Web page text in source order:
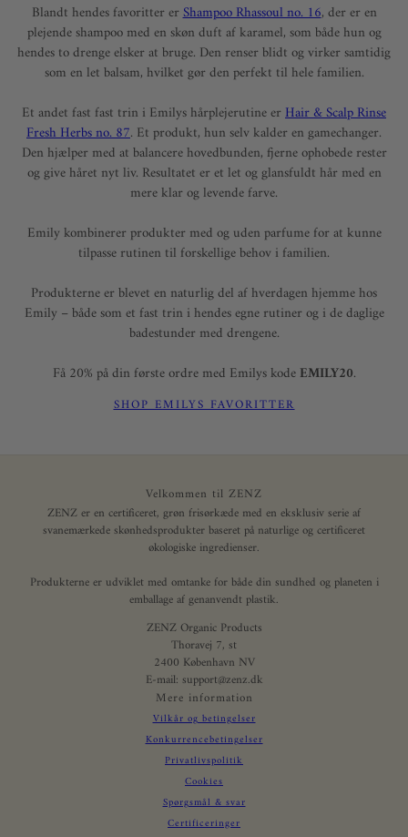
Blandt hendes favoritter erShampoo Rhassoul no. 16, der er en
plejende shampoo med en skøn duft af karamel, som både hun og
hendes to drenge elsker at bruge. Den renser blidt og virker samtidig
som en let balsam, hvilket gør den perfekt til hele familien.
Et andet fast fast trin i Emilys hårplejerutine erHair & Scalp Rinse
Fresh Herbs no. 87. Et produkt, hun selv kalder en gamechanger.
Den hjælper med at balancere hovedbunden, fjerne ophobede rester
og give håret nyt liv. Resultatet er et let og glansfuldt hår med en
mere klar og levende farve.
Emily kombinerer produkter med og uden parfume for at kunne
tilpasse rutinen til forskellige behov i familien.
Produkterne er blevet en naturlig del af hverdagen hjemme hos
Emily – både som et fast trin i hendes egne rutiner og i de daglige
badestunder med drengene.
Få 20% på din første ordre med Emilys kodeEMILY20.
SHOP EMILYS FAVORITTER
Velkommen til ZENZ
ZENZ er en certificeret, grøn frisørkæde med en eksklusiv serie af
svanemærkede skønhedsprodukter baseret på naturlige og certificeret
økologiske ingredienser.
Produkterne er udviklet med omtanke for både din sundhed og planeten i
emballage af genanvendt plastik.
ZENZ Organic Products
Thoravej 7, st
2400 København NV
E-mail: support@zenz.dk
Mere information
Vilkår og betingelser
Konkurrencebetingelser
Privatlivspolitik
Cookies
Spørgsmål & svar
Certificeringer